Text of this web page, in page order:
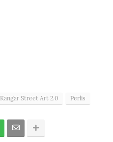
Kangar Street Art 2.0 Perlis